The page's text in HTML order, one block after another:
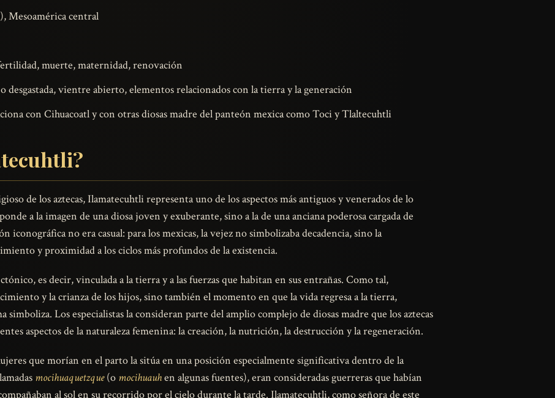
Mesoamérica central
muerte, maternidad, renovación
desgastada, vientre abierto, elementos relacionados con la tierra y la generación
con Cihuacoatl y con otras diosas madre del panteón mexica como Toci y Tlaltecuhtli
de los aztecas, Ilamatecuhtli representa uno de los aspectos más antiguos y venerados de lo
a la imagen de una diosa joven y exuberante, sino a la de una anciana poderosa cargada de
iconográfica no era casual: para los mexicas, la vejez no simbolizaba decadencia, sino la
y proximidad a los ciclos más profundos de la existencia.
es decir, vinculada a la tierra y a las fuerzas que habitan en sus entrañas. Como tal,
y la crianza de los hijos, sino también el momento en que la vida regresa a la tierra,
simboliza. Los especialistas la consideran parte del amplio complejo de diosas madre que los aztecas
aspectos de la naturaleza femenina: la creación, la nutrición, la destrucción y la regeneración.
que morían en el parto la sitúa en una posición especialmente significativa dentro de la
mocihuaquetzque(o mocihuauhen algunas fuentes), eran consideradas guerreras que habían
al sol en su recorrido por el cielo durante la tarde. Ilamatecuhtli, como señora de este